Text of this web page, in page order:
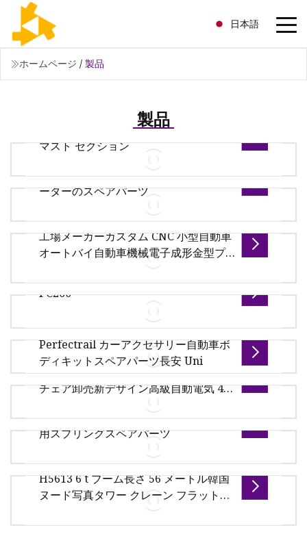
日本語
ホームページ / 製品
製品
L68b1 タワー クレーン スペアパーツ用
マスト セクション
概要 製品説明 ELMAK はタワー クレーンの専門メー
カーです ELMAK 製品リスト:ハンマーヘッド クレー
ンフラット トップ クレーンラフィング タワー クレ
ーン旅客ホイスト吊り下げプラットフォームスペア
工場カスタム CNC オートバイ電動スク
ーターのスペアパーツ
工場カスタム CNC オートバイ電動スクーター スペ
アパーツ FAQ: Q1: 製品と価格情報はどこで入手でき
ますか? A1: このページまたは電子メールでお問い合
わせを送信してください。
工場メーカーカスタム CNC 小型自動車
オートバイ自動車機械電子成形金型プ
ラスチック射出スペア金型部品サプラ
イヤー
中天電子 (ZT 電子) は、2003 年に設立されたプラス
チック製品の専門会社です。長年の経験により、当
社はお客様に高性能の産業用およびプラスチック製
品を提供することに取り組んでいます。
PC200
製品説明 当社の製品 1. 電気部品 2. ベアリング 3. 主
な値とリリーフ値 4. 油圧ポンプ 会社の利点 1. 当社
の主な製品: 油圧ポンプ、エンジン部品、電気部品、
Perfectrail カーアクセサリー自動車ボ
ディキットスペアパーツ長安 Uni
概要 製品説明 詳細写真
高級ファミリーヘルスケアマッサージ
チェア卸売新デザイン高級自動電気 4D
無重力ボディ無料スペアパーツ
概要 会社概要 2013 年に設立された同社は、国の
「マッサージの首都」である福建省福安市にありま
す。 研究と研究を融合した企業です
Haibo D44 電動トローリングモーター
用スプリングスペアパーツ
概要 Haibo D44 電動トローリングモーター用スプリ
ングスペアパーツ 製品説明 取り付け説明書 部品の位
置 会社概要 CIBS SHOW
H5613 6 t ブーム長さ 56 メートル韓国
ヌード写真タワー クレーン フラットト
ップ タワー クレーン高さトン数はクレ
ーンをカスタマイズすることができま